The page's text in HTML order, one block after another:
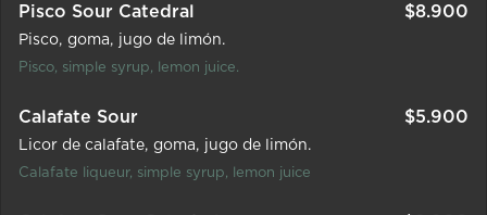
Pisco Sour Catedral $8.900
Pisco goma jugo de limón.
Pisco, simple syrup, lemon juice.
Calafate Sour $5.900
Licor de calafate goma jugo de limón.
Calafate liqueur, simple syrup, lemon juice